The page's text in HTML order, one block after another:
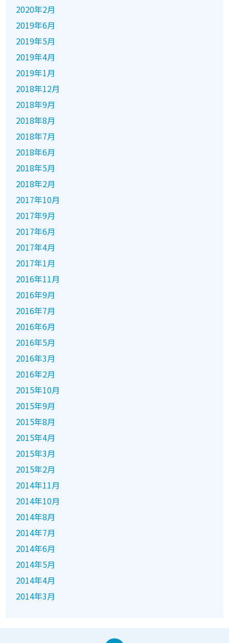
2020年2月
2019年6月
2019年5月
2019年4月
2019年1月
2018年12月
2018年9月
2018年8月
2018年7月
2018年6月
2018年5月
2018年2月
2017年10月
2017年9月
2017年6月
2017年4月
2017年1月
2016年11月
2016年9月
2016年7月
2016年6月
2016年5月
2016年3月
2016年2月
2015年10月
2015年9月
2015年8月
2015年4月
2015年3月
2015年2月
2014年11月
2014年10月
2014年8月
2014年7月
2014年6月
2014年5月
2014年4月
2014年3月